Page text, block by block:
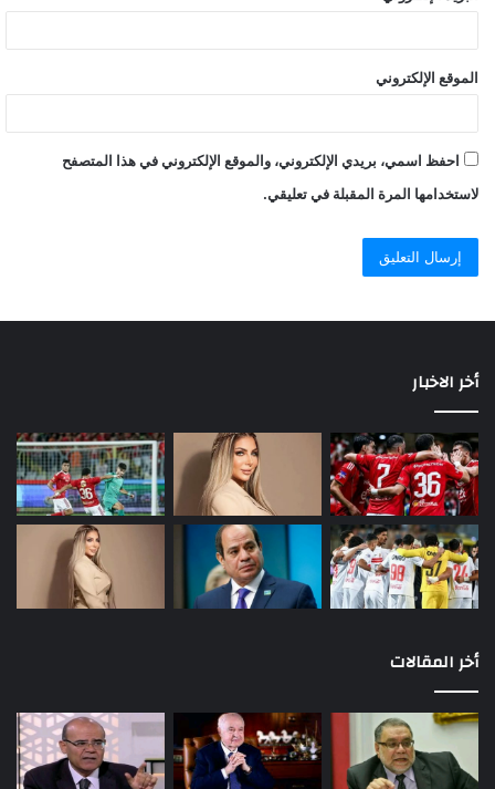
الموقع الإلكتروني
احفظ اسمي، بريدي الإلكتروني، والموقع الإلكتروني في هذا المتصفح
لاستخدامها المرة المقبلة في تعليقي.
أخر الاخبار
أخر المقالات